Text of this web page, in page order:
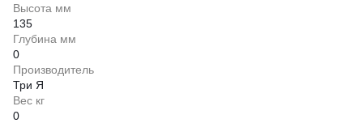
Высота мм
135
Глубина мм
0
Производитель
Три Я
Вес кг
0